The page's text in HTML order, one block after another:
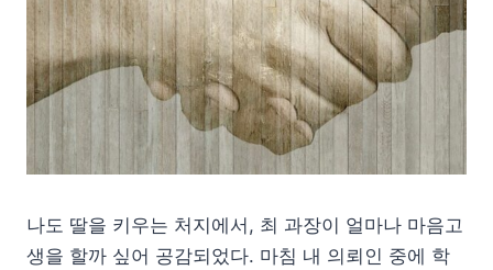
나도 딸을 키우는 처지에서, 최 과장이 얼마나 마음고
생을 할까 싶어 공감되었다. 마침 내 의뢰인 중에 학